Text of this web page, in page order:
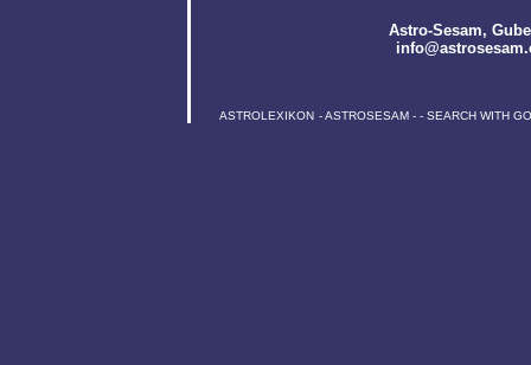
Astro-Sesam,
ASTROLEXIKON -ASTROSESAM - - SEARCH WITH